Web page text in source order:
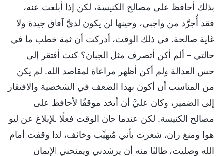
بذلك أحافظ على مصالح الكنيسة، لكن إذا أبلغت عنه،
فقد أُجرَّد من واجبي، وحينها لن يكون لديَّ آفاق جيدة ولا
غاية صالحة. في ذلك الوقت، أدركت أن ثمة خطب ما في
حالتي – ألم أكن أتصرف مثل الجبان؟ كنت أفتقر إلى
حس العدالة ولم أكن أظهر مراعاة لمقاصد الله. لم يكن
من المناسب أن أكون بهذا الضعف في الشخصية والافتقار
إلى الضمير، وكان عليَّ أن أتخذ موقفًا لأحافظ على
مصالح الكنيسة. لكن عندما حان الوقت فعلًا للإبلاغ عن ليو
هوا ومنغ ران، شعرت بأني مُتهيِّب وخائف، لذا وقفت أمام
الله وصليت، طالبًا منه أن يرشدني ويمنحني الإيمان